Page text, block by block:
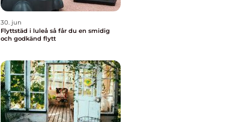
30. jun
Flyttstäd i luleå så får du en smidig
och godkänd flytt